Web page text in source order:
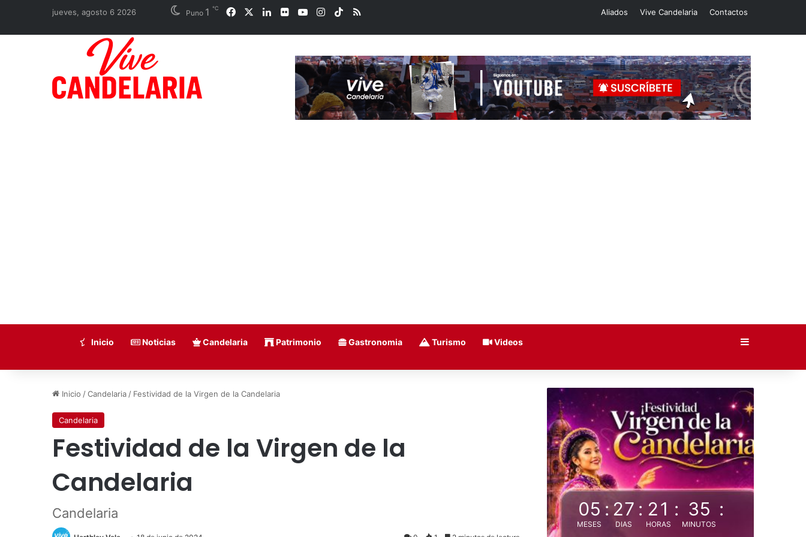
jueves, agosto 6 2026 Puno 1 ℃ Facebook LinkedIn
Flickr YouTubeInstagram
TikTokRSS Aliados Vive Candelaria Contactos
Inicio Noticias Candelaria Patrimonio Gastronomia Turismo Videos
Inicio /Candelaria / Festividad de la Virgen de la Candelaria
Candelaria
Festividad de la Virgen de la
Candelaria
Candelaria 05
MESES
: 27
DIAS
: 21
HORAS
: 35
MINUTOS
: